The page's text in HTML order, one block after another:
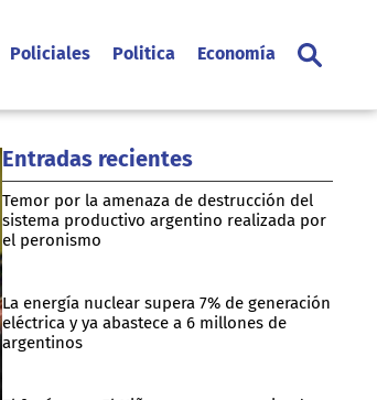
Policiales Politica Economía
Entradas recientes
Temor por la amenaza de destrucción del
sistema productivo argentino realizada por
el peronismo
La energía nuclear supera 7% de generación
eléctrica y ya abastece a 6 millones de
argentinos